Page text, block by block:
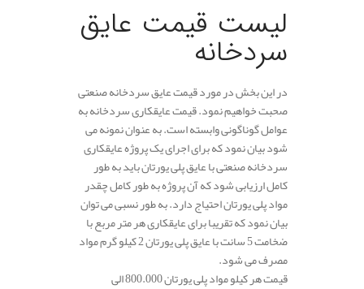
لیست قیمت عایق
سردخانه
در این بخش در مورد قیمت عایق سردخانه صنعتی
صحبت خواهیم نمود. قیمت عایقکاری سردخانه به
عوامل گوناگونی وابسته است. به عنوان نمونه می
شود بیان نمود که برای اجرای یک پروژه عایقکاری
سردخانه صنعتی با عایق پلی یورتان باید به طور
کامل ارزیابی شود که آن پروژه به طور کامل چقدر
مواد پلی یورتان احتیاج دارد. به طور نسبی می توان
بیان نمود که تقریبا برای عایقکاری هر متر مربع با
ضخامت 5 سانت با عایق پلی یورتان 2 کیلو گرم مواد
مصرف می شود.
قیمت هر کیلو مواد پلی یورتان 800.000 الی